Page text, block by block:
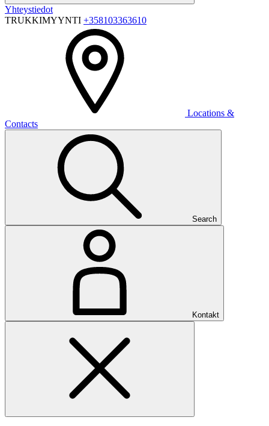
Yhteystiedot
TRUKKIMYYNTI +358103363610
Locations &
Contacts
Search
Kontakt